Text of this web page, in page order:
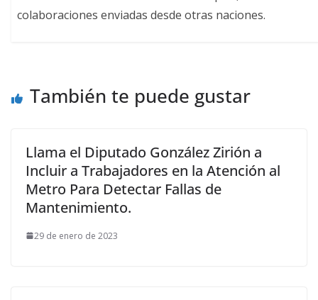
colaboraciones enviadas desde otras naciones.
También te puede gustar
Llama el Diputado González Zirión a
Incluir a Trabajadores en la Atención al
Metro Para Detectar Fallas de
Mantenimiento.
29 de enero de 2023